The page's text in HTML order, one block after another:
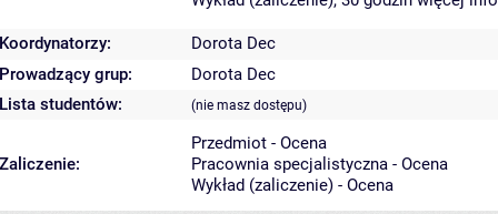
Koordynatorzy:
Dorota Dec
Prowadzący grup:
Dorota Dec
Lista studentów:
(nie masz dostępu)
Zaliczenie:
Przedmiot - Ocena
Pracownia specjalistyczna - Ocena
Wykład (zaliczenie) - Ocena